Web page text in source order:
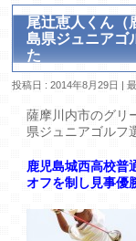
尾辻恵人くん（
島県ジュニアゴ
た
投稿日 : 2014年8月29日
薩摩川内市のグリ
県ジュニアゴルフ
鹿児島城西高校
オフを制し見事優